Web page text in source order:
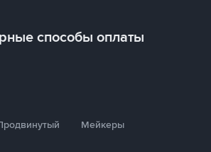
способы оплаты
Мейкеры